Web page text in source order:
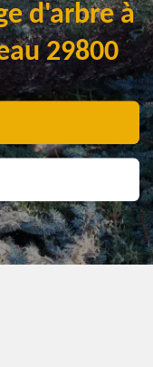
d'arbre à
29800